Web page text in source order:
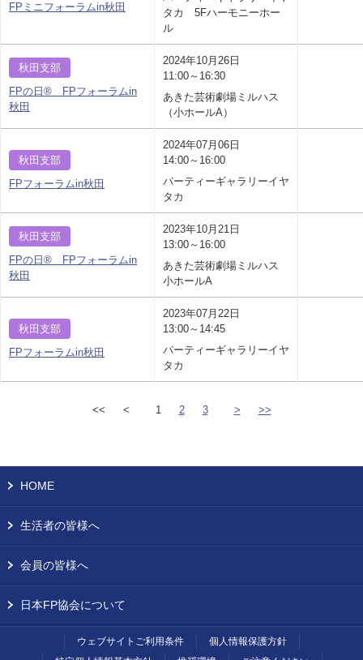
FPミニフォーラムin秋田
タカ 5Fハーモニーホー
ル
秋田支部
FPの日® FPフォーラムin
秋田
2024年10月26日
11:00～16:30
あきた芸術劇場ミルハス
（小ホールA）
秋田支部
FPフォーラムin秋田
2024年07月06日
14:00～16:00
パーティーギャラリーイヤ
タカ
秋田支部
FPの日® FPフォーラムin
秋田
2023年10月21日
13:00～16:00
あきた芸術劇場ミルハス
小ホールA
秋田支部
FPフォーラムin秋田
2023年07月22日
13:00～14:45
パーティーギャラリーイヤ
タカ
<< < 1 2 3 > >>
HOME
生活者の皆様へ
会員の皆様へ
日本FP協会について
ウェブサイトご利用条件
個人情報保護方針